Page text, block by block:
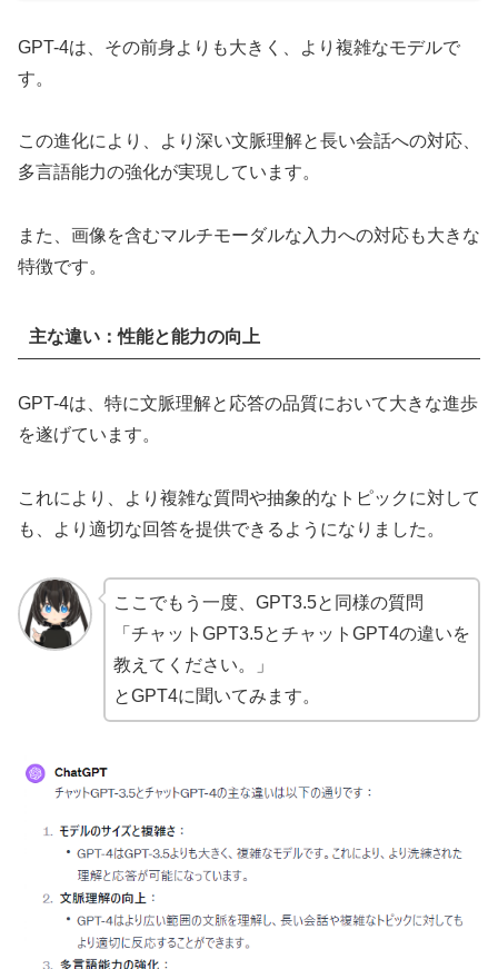
GPT-4は、その前身よりも大きく、より複雑なモデルで
す。
この進化により、より深い文脈理解と長い会話への対応、
多言語能力の強化が実現しています。
また、画像を含むマルチモーダルな入力への対応も大きな
特徴です。
主な違い：性能と能力の向上
GPT-4は、特に文脈理解と応答の品質において大きな進歩
を遂げています。
これにより、より複雑な質問や抽象的なトピックに対して
も、より適切な回答を提供できるようになりました。
ここでもう一度、GPT3.5と同様の質問
「チャットGPT3.5とチャットGPT4の違いを
教えてください。」
とGPT4に聞いてみます。